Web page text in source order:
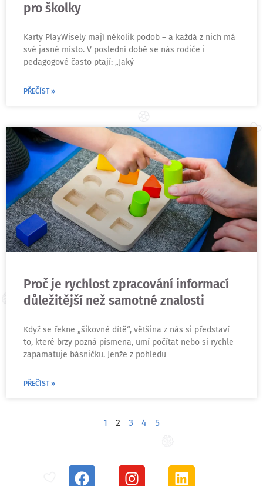
pro školky
Karty PlayWisely mají několik podob – a každá z nich má
své jasné místo. V poslední době se nás rodiče i
pedagogové často ptají: „Jaký
PŘEČÍST »
Proč je rychlost zpracování informací
důležitější než samotné znalosti
Když se řekne „šikovné dítě“, většina z nás si představí
to, které brzy pozná písmena, umí počítat nebo si rychle
zapamatuje básničku. Jenže z pohledu
PŘEČÍST »
1 2 3 4 5